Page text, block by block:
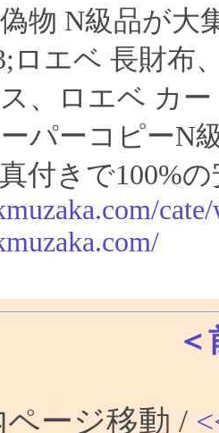
物 N級品が大
ロエベ 長財布
、ロエベ カ
パーコピーN
付きで100%
ページ移動 /